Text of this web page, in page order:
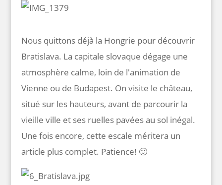
Nous quittons déjà la Hongrie pour découvrir
Bratislava. La capitale slovaque dégage une
atmosphère calme, loin de l'animation de
Vienne ou de Budapest. On visite le château,
situé sur les hauteurs, avant de parcourir la
vieille ville et ses ruelles pavées au sol inégal.
Une fois encore, cette escale méritera un
article plus complet. Patience! 🙂